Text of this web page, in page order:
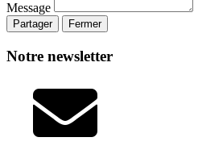
Message
Partager Fermer
Notre newsletter